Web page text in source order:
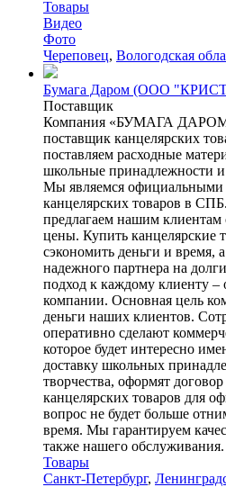
Товары
Видео
Фото
Череповец, Вологодская
Бумага Даром (ООО
Поставщик
Компания «БУМАГА
поставщик канцелярских
поставляем расходные
школьные принадлежности и
Мы являемся официальными
канцелярских товаров в
предлагаем нашим клиентам
цены. Купить канцелярские
сэкономить деньги и время,
надежного партнера на
подход к каждому клиенту
компании. Основная цель
деньги наших клиентов.
оперативно сделают
которое будет интересно
доставку школьных
творчества, оформят
канцелярских товаров для
вопрос не будет больше
время. Мы гарантируем
также нашего обслуживания.
Товары
Санкт-Петербург,